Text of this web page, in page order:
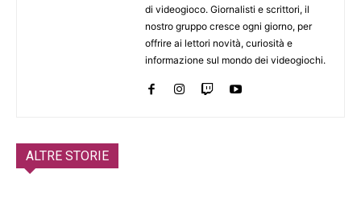
di videogioco. Giornalisti e scrittori, il
nostro gruppo cresce ogni giorno, per
offrire ai lettori novità, curiosità e
informazione sul mondo dei videogiochi.
ALTRE STORIE